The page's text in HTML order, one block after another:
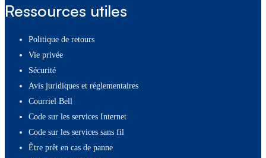
Ressources utiles
Politique de retours
Vie privée
Sécurité
Avis juridiques et réglementaires
Courriel Bell
Code sur les services Internet
Code sur les services sans fil
Être prêt en cas de panne